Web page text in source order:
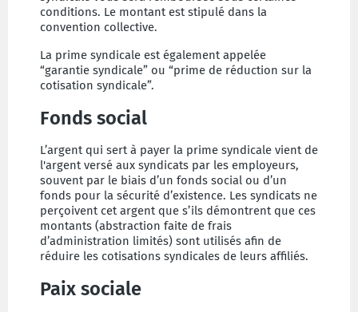
conditions. Le montant est stipulé dans la
convention collective.
La prime syndicale est également appelée
“garantie syndicale” ou “prime de réduction sur la
cotisation syndicale”.
Fonds social
L’argent qui sert à payer la prime syndicale vient de
l'argent versé aux syndicats par les employeurs,
souvent par le biais d’un fonds social ou d’un
fonds pour la sécurité d’existence. Les syndicats ne
perçoivent cet argent que s’ils démontrent que ces
montants (abstraction faite de frais
d’administration limités) sont utilisés afin de
réduire les cotisations syndicales de leurs affiliés.
Paix sociale